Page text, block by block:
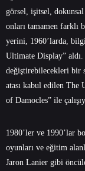
görsel, işitsel,
onları tamamen farklı
yerini, 1960’larda,
Ultimate Display”
değiştirebilecekleri bir
atası kabul edilen The
of Damocles” ile
1980’ler ve 1990’lar
oyunları ve eğitim
Jaron Lanier gibi